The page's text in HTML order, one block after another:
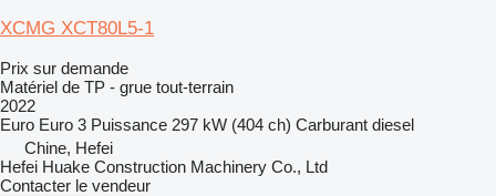
XCMG XCT80L5-1
Prix sur demande
Matériel de TP - grue tout-terrain
2022
Euro Euro 3 Puissance 297 kW (404 ch) Carburant diesel
Chine, Hefei
Hefei Huake Construction Machinery Co., Ltd
Contacter le vendeur